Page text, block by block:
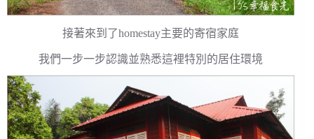
接著來到了homestay主要的寄宿家庭
我們一步一步認識並熟悉這裡特別的居住環境